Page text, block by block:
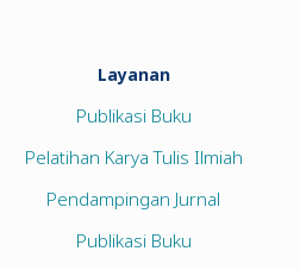
Layanan
Publikasi Buku
Pelatihan Karya Tulis Ilmiah
Pendampingan Jurnal
Publikasi Buku